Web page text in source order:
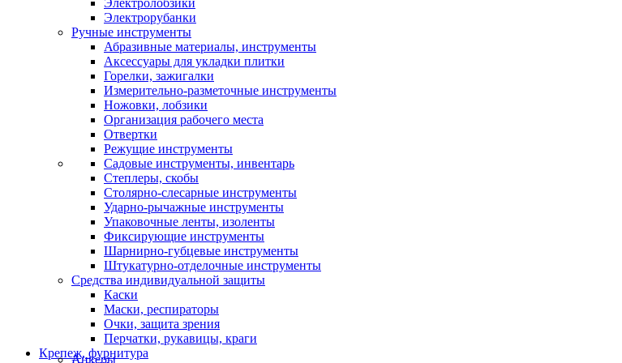
Электрорубанки
Ручные инструменты
Абразивные материалы, инструменты
Аксессуары для укладки плитки
Горелки, зажигалки
Измерительно-разметочные инструменты
Ножовки, лобзики
Организация рабочего места
Отвертки
Режущие инструменты
Садовые инструменты, инвентарь
Степлеры, скобы
Столярно-слесарные инструменты
Ударно-рычажные инструменты
Упаковочные ленты, изоленты
Фиксирующие инструменты
Шарнирно-губцевые инструменты
Штукатурно-отделочные инструменты
Средства индивидуальной защиты
Каски
Маски, респираторы
Очки, защита зрения
Перчатки, рукавицы, краги
Крепеж, фурнитура
Анкеры